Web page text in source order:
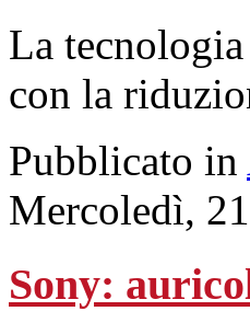
La
con la
Pubblicato in
Mercoledì,
Sony: